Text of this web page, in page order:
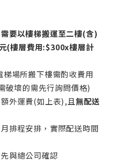
要以樓梯搬運至二樓(含)
(樓層費用:$300x樓層計
梯場所搬下樓需酌收費用
破壞的需先行詢問價格)
外運費(如上表),且無配送
排程安排，實際配送時間
與總公司確認